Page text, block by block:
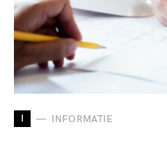
I INFORMATIE